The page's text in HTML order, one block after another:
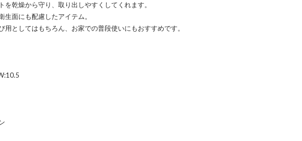
を乾燥から守り、取り出しやすくしてくれます。
生面にも配慮したアイテム。
用としてはもちろん、お家での普段使いにもおすすめです。